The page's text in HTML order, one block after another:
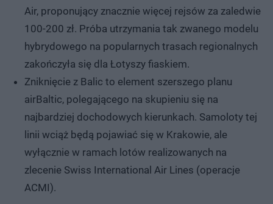
Air, proponujący znacznie więcej rejsów za zaledwie
100-200 zł. Próba utrzymania tak zwanego modelu
hybrydowego na popularnych trasach regionalnych
zakończyła się dla Łotyszy fiaskiem.
Zniknięcie z Balic to element szerszego planu
airBaltic, polegającego na skupieniu się na
najbardziej dochodowych kierunkach. Samoloty tej
linii wciąż będą pojawiać się w Krakowie, ale
wyłącznie w ramach lotów realizowanych na
zlecenie Swiss International Air Lines (operacje
ACMI).